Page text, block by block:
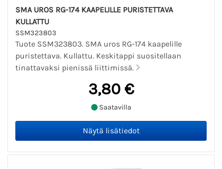
SMA UROS RG-174 KAAPELILLE PURISTETTAVA
KULLATTU
SSM323803
Tuote SSM323803. SMA uros RG-174 kaapelille
puristettava. Kullattu. Keskitappi suositellaan
tinattavaksi pienissä liittimissä.
3,80 €
Saatavilla